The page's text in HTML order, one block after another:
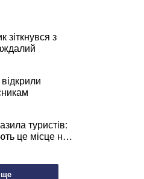
зіткнувся з
туристів:
це місце на
ще